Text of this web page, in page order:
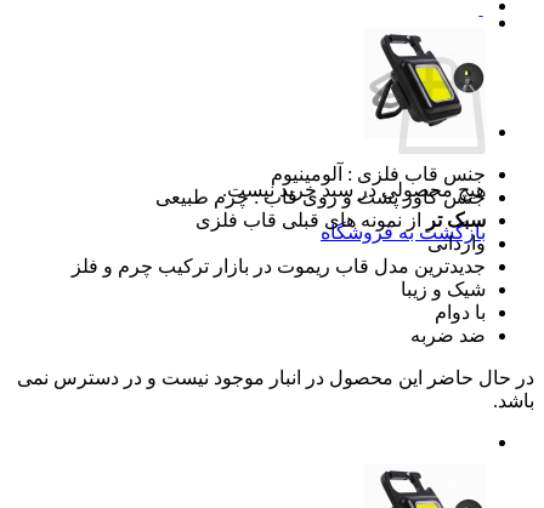
0
سبد خرید
هیچ محصولی در سبد خرید نیست.
بازگشت به فروشگاه
جنس قاب فلزی : آلومینیوم
جنس کاور پشت و روی قاب : چرم طبیعی
سبک تر
از نمونه های قبلی قاب فلزی
وارداتی
جدیدترین مدل قاب ریموت در بازار ترکیب چرم و فلز
شیک و زیبا
با دوام
ضد ضربه
در حال حاضر این محصول در انبار موجود نیست و در دسترس نمی
باشد.